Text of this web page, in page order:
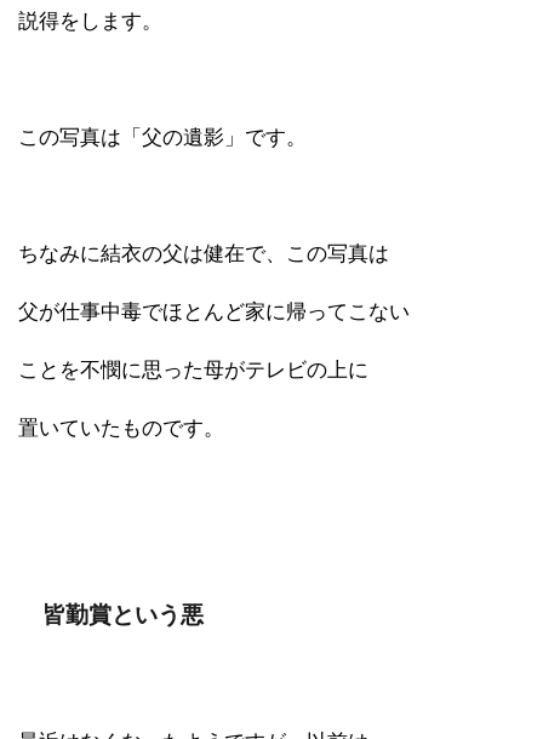
説得をします。
この写真は「父の遺影」です。
ちなみに結衣の父は健在で、この写真は
父が仕事中毒でほとんど家に帰ってこない
ことを不憫に思った母がテレビの上に
置いていたものです。
皆勤賞という悪